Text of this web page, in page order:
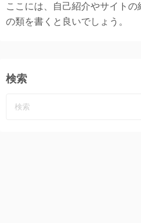
ここには、自己紹介やサイトの
の類を書くと良いでしょう。
検索